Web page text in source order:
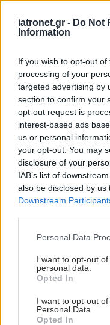
iatronet.gr - Do Not
Information
If you wish to opt-out
processing of your
targeted advertising by
section to confirm your
opt-out request is
interest-based ads
us or personal
your opt-out. You may
disclosure of your
IAB’s list of
also be disclosed by
Downstream
Please note that this
not limited to your visit
grant or deny consent
use your data for
consent section.
Personal Data
I want to opt-out
personal data.
Opted In
I want to opt-out
Personal Data.
Opted In